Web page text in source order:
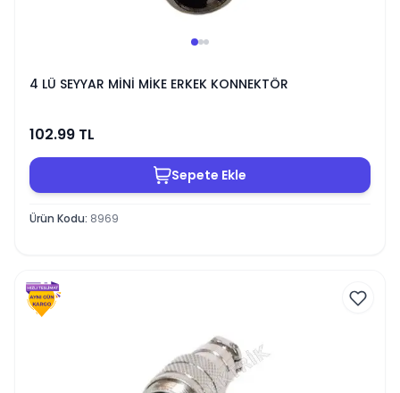
4 LÜ SEYYAR MİNİ MİKE ERKEK KONNEKTÖR
102.99 TL
Sepete Ekle
Ürün Kodu: 8969